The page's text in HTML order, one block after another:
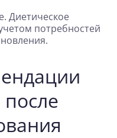
Диетическое
потребностей